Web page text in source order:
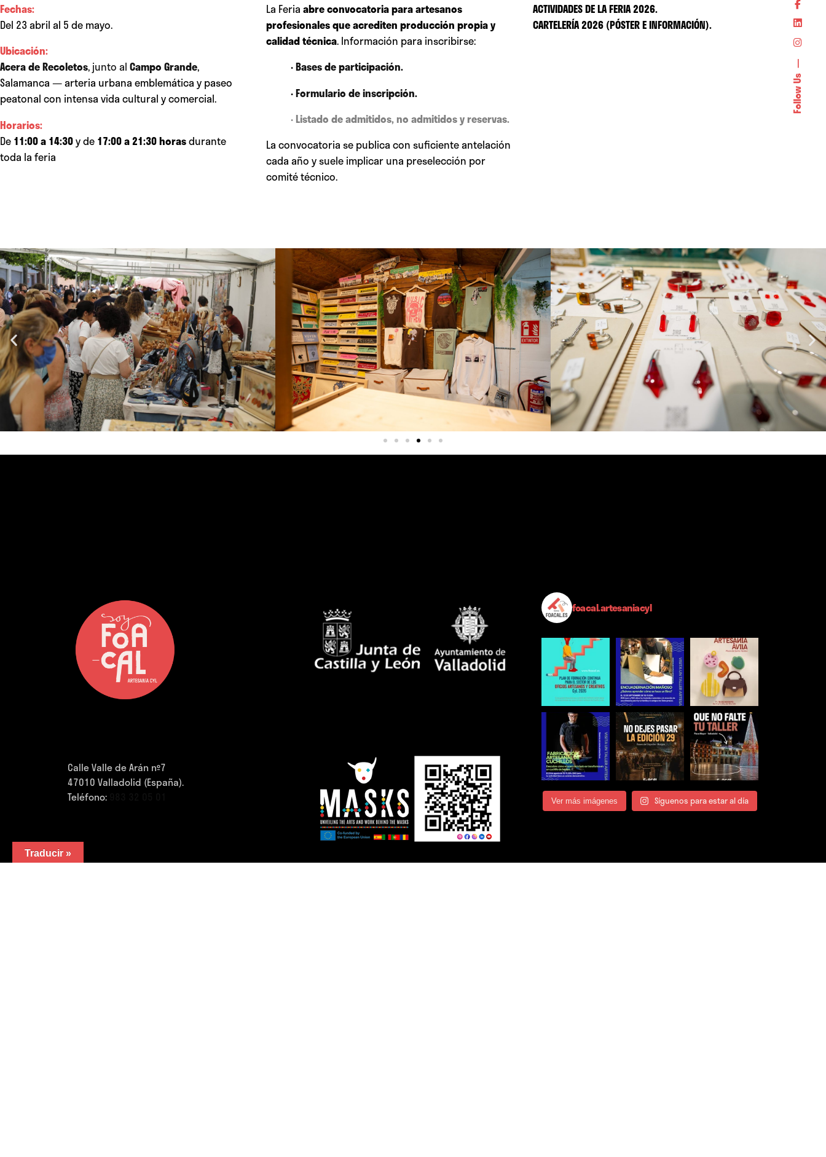
Follow Us
Fechas:
Del 23 abril al 5 de mayo.
Ubicación:
Acera de Recoletos, junto al Campo Grande,
Salamanca — arteria urbana emblemática y paseo
peatonal con intensa vida cultural y comercial.
Horarios:
De 11:00 a 14:30y de 17:00 a 21:30 horasdurante
toda la feria
La Feriaabre convocatoria para artesanos
profesionales que acrediten producción propia y
calidad técnica. Información para inscribirse:
·Bases de participación.
·Formulario de inscripción.
· Listado de admitidos, no admitidos y reservas.
La convocatoria se publica con suficiente antelación
cada año y suele implicar una preselección por
comité técnico.
ACTIVIDADES DE LA FERIA 2026.
CARTELERÍA 2026 (PÓSTER E INFORMACIÓN).
Calle Valle de Arán nº7
47010 Valladolid (España).
Teléfono:
foacal.artesaniacyl
Ver más imágenes Síguenos para estar al día
Traducir »